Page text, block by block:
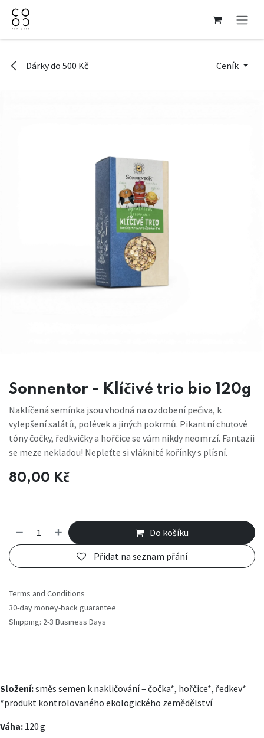
Přejít na obsah
Dárky do 500 Kč Ceník
Sonnentor - Klíčivé trio bio 120g
Naklíčená semínka jsou vhodná na ozdobení pečiva, k
vylepšení salátů, polévek a jiných pokrmů. Pikantní chuťové
tóny čočky, ředkvičky a hořčice se vám nikdy neomrzí. Fantazii
se meze nekladou! Nepleťte si vláknité kořínky s plísní.
80,00 Kč
Do košíku
Přidat na seznam přání
Terms and Conditions
30-day money-back guarantee
Shipping: 2-3 Business Days
Složení:směs semen k nakličování – čočka*, hořčice*, ředkev*
*produkt kontrolovaného ekologického zemědělství
Váha: 120 g